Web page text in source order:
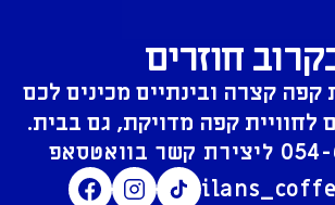
חוזרים
קפה קצרה ובינתיים מכינים לכם
לחוויית קפה מדויקת, גם בבית.